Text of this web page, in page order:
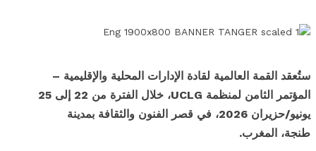
ستُعقد القمة العالمية لقادة الإدارات المحلية والإقليمية –
المؤتمر الثامن لمنظمة UCLG، خلال الفترة من 22 إلى 25
يونيو/حزيران 2026، في قصر الفنون والثقافة بمدينة
طنجة، المغرب.